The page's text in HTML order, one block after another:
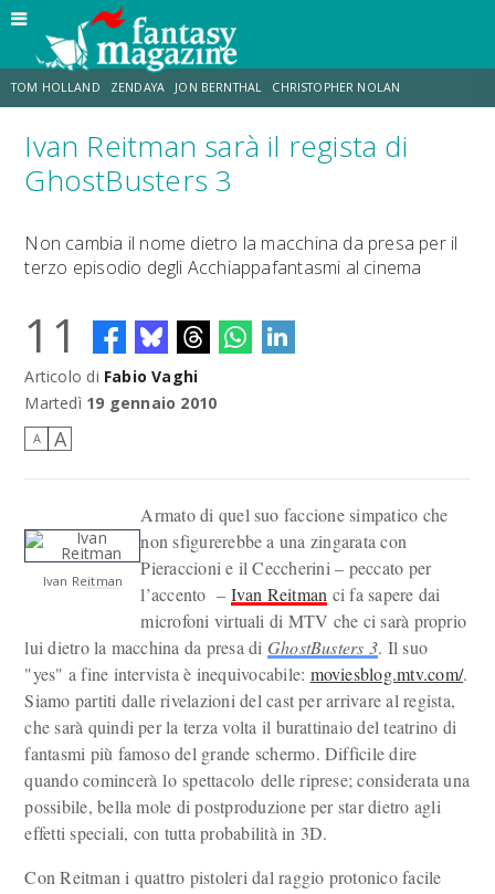
TOM HOLLAND ZENDAYA JON BERNTHAL CHRISTOPHER NOLAN
STRANIMONDI LUCCA COMICS & GAMES ODISSEA CHRIS MCKENNA
Ivan Reitman sarà il regista di
GhostBusters 3
Non cambia il nome dietro la macchina da presa per il
terzo episodio degli Acchiappafantasmi al cinema
11
Articolo di Fabio Vaghi
Martedì 19 gennaio 2010
A A
Ivan Reitman
Armato di quel suo faccione simpatico che
non sfigurerebbe a una zingarata con
Pieraccioni e il Ceccherini – peccato per
l’accento – Ivan Reitman ci fa sapere dai
microfoni virtuali di MTV che ci sarà proprio
lui dietro la macchina da presa di GhostBusters 3. Il suo
"yes" a fine intervista è inequivocabile: moviesblog.mtv.com/.
Siamo partiti dalle rivelazioni del cast per arrivare al regista,
che sarà quindi per la terza volta il burattinaio del teatrino di
fantasmi più famoso del grande schermo. Difficile dire
quando comincerà lo spettacolo delle riprese; considerata una
possibile, bella mole di postproduzione per star dietro agli
effetti speciali, con tutta probabilità in 3D.
Con Reitman i quattro pistoleri dal raggio protonico facile